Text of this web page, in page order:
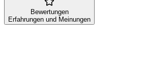
Bewertungen
Erfahrungen und Meinungen